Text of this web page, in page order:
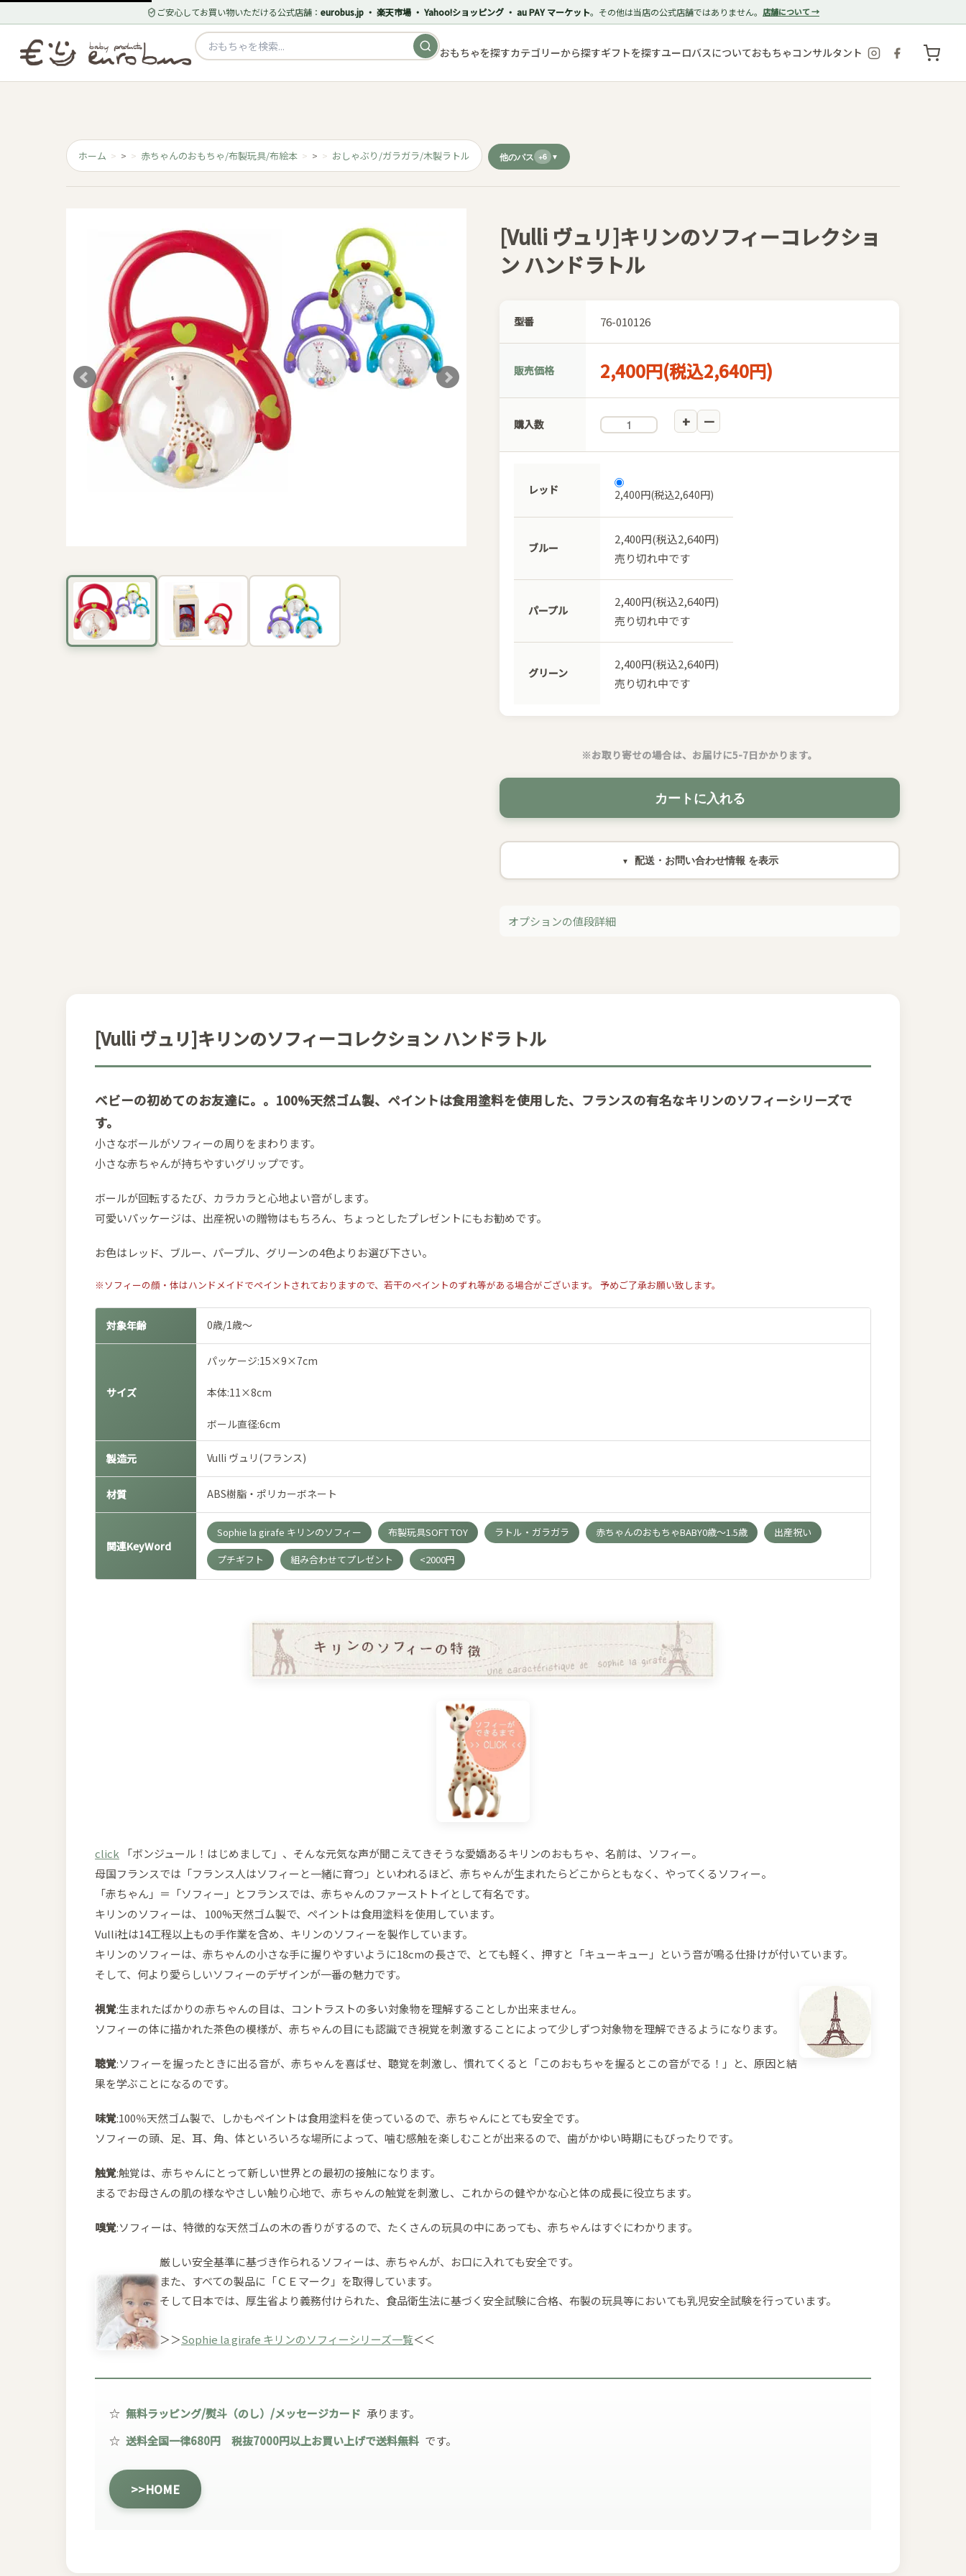
ご安心してお買い物いただける公式店舗： eurobus.jp ・ 楽天市場 ・ Yahoo!ショッピング ・ au PAY マーケット。その他は当店の公式店舗ではありません。 店舗について →
おもちゃを探すカテゴリーから探すギフトを探すユーロバスについておもちゃコンサルタント
ホーム > 赤ちゃんのおもちゃ/布製玩具/布絵本 > おしゃぶり/ガラガラ/木製ラトル 他のパス +6
[Vulli ヴュリ]キリンのソフィーコレクショ
ン ハンドラトル
型番 76-010126
販売価格 2,400円(税込2,640円)
購入数
レッド 2,400円(税込2,640円)
ブルー
2,400円(税込2,640円)
売り切れ中です
パープル
2,400円(税込2,640円)
売り切れ中です
グリーン
2,400円(税込2,640円)
売り切れ中です
※お取り寄せの場合は、お届けに5-7日かかります。
カートに入れる
配送・お問い合わせ情報
オプションの値段詳細
[Vulli ヴュリ]キリンのソフィーコレクション ハンドラトル
ベビーの初めてのお友達に。。100%天然ゴム製、ペイントは食用塗料を使用した、フランスの有名なキリンのソフィーシリーズで
す。
小さなボールがソフィーの周りをまわります。
小さな赤ちゃんが持ちやすいグリップです。
ボールが回転するたび、カラカラと心地よい音がします。
可愛いパッケージは、出産祝いの贈物はもちろん、ちょっとしたプレゼントにもお勧めです。
お色はレッド、ブルー、パープル、グリーンの4色よりお選び下さい。
※ソフィーの顔・体はハンドメイドでペイントされておりますので、若干のペイントのずれ等がある場合がございます。 予めご了承お願い致します。
対象年齢 0歳/1歳～
サイズ
パッケージ:15×9×7cm
本体:11×8cm
ボール直径:6cm
製造元 Vulli ヴュリ(フランス)
材質 ABS樹脂・ポリカーボネート
関連KeyWord
Sophie la girafe キリンのソフィー 布製玩具SOFT TOY ラトル・ガラガラ 赤ちゃんのおもちゃBABY0歳～1.5歳
出産祝い
プチギフト
組み合わせてプレゼント <2000円
click 「ボンジュール！はじめまして」、そんな元気な声が聞こえてきそうな愛嬌あるキリンのおもちゃ、名前は、ソフィー。
母国フランスでは「フランス人はソフィーと一緒に育つ」といわれるほど、赤ちゃんが生まれたらどこからともなく、やってくるソフィー。
「赤ちゃん」＝「ソフィー」とフランスでは、赤ちゃんのファーストトイとして有名です。
キリンのソフィーは、 100%天然ゴム製で、ペイントは食用塗料を使用しています。
Vulli社は14工程以上もの手作業を含め、キリンのソフィーを製作しています。
キリンのソフィーは、赤ちゃんの小さな手に握りやすいように18cmの長さで、とても軽く、押すと「キューキュー」という音が鳴る仕掛けが付いています。
そして、何より愛らしいソフィーのデザインが一番の魅力です。
視覚:生まれたばかりの赤ちゃんの目は、コントラストの多い対象物を理解することしか出来ません。
ソフィーの体に描かれた茶色の模様が、赤ちゃんの目にも認識でき視覚を刺激することによって少しずつ対象物を理解できるようになります。
聴覚:ソフィーを握ったときに出る音が、赤ちゃんを喜ばせ、聴覚を刺激し、慣れてくると「このおもちゃを握るとこの音がでる！」と、原因と結
果を学ぶことになるのです。
味覚:100％天然ゴム製で、しかもペイントは食用塗料を使っているので、赤ちゃんにとても安全です。
ソフィーの頭、足、耳、角、体といろいろな場所によって、噛む感触を楽しむことが出来るので、歯がかゆい時期にもぴったりです。
触覚:触覚は、赤ちゃんにとって新しい世界との最初の接触になります。
まるでお母さんの肌の様なやさしい触り心地で、赤ちゃんの触覚を刺激し、これからの健やかな心と体の成長に役立ちます。
嗅覚:ソフィーは、特徴的な天然ゴムの木の香りがするので、たくさんの玩具の中にあっても、赤ちゃんはすぐにわかります。
厳しい安全基準に基づき作られるソフィーは、赤ちゃんが、お口に入れても安全です。
また、すべての製品に「ＣＥマーク」を取得しています。
そして日本では、厚生省より義務付けられた、食品衛生法に基づく安全試験に合格、布製の玩具等においても乳児安全試験を行っています。
＞＞Sophie la girafe キリンのソフィーシリーズ一覧＜＜
☆ 無料ラッピング/熨斗（のし）/メッセージカード 承ります。
☆ 送料全国一律680円 税抜7000円以上お買い上げで送料無料 です。
>>HOME